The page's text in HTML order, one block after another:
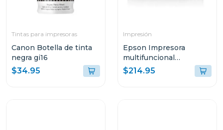
Tintas para impresoras
Canon Botella de tinta
negra gi16
$34.95
Impresión
Epson Impresora
multifuncional
inalambrica ecotank
3250
$214.95